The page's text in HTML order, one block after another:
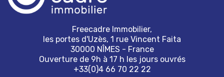
Freecadre Immobilier,
les portes d'Uzès, 1 rue Vincent Faita
30000 NÎMES - France
Ouverture de 9h à 17 h les jours ouvrés
+33(0)4 66 70 22 22